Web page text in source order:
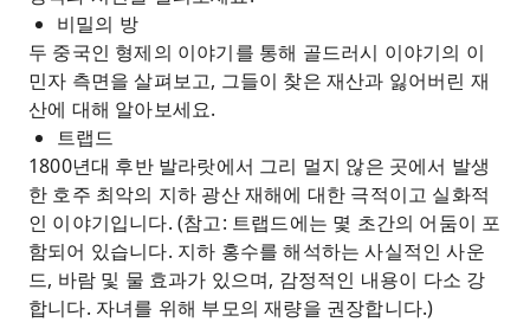
비밀의 방
두 중국인 형제의 이야기를 통해 골드러시 이야기의 이
민자 측면을 살펴보고, 그들이 찾은 재산과 잃어버린 재
산에 대해 알아보세요.
트랩드
1800년대 후반 발라랏에서 그리 멀지 않은 곳에서 발생
한 호주 최악의 지하 광산 재해에 대한 극적이고 실화적
인 이야기입니다. (참고: 트랩드에는 몇 초간의 어둠이 포
함되어 있습니다. 지하 홍수를 해석하는 사실적인 사운
드, 바람 및 물 효과가 있으며, 감정적인 내용이 다소 강
합니다. 자녀를 위해 부모의 재량을 권장합니다.)